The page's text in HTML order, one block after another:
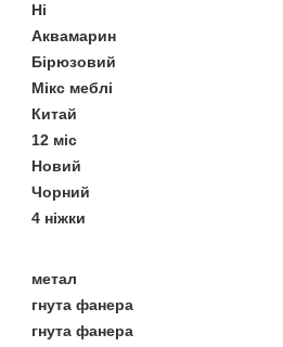
Ні
Аквамарин
Бірюзовий
Мікс меблі
Китай
12 міс
Новий
Чорний
4 ніжки
метал
гнута фанера
гнута фанера